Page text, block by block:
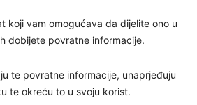
koji vam omogućava da dijelite ono u
dobijete povratne informacije.
te povratne informacije, unaprjeđuju
te okreću to u svoju korist.